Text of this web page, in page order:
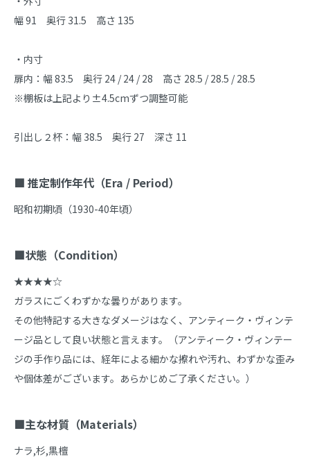
幅 91　奥行 31.5　高さ 135
・内寸
扉内：幅 83.5　奥行 24 / 24 / 28　高さ 28.5 / 28.5 / 28.5
※棚板は上記より±4.5cmずつ調整可能
引出し２杯：幅 38.5　奥行 27　深さ 11
■ 推定制作年代（Era / Period）
昭和初期頃（1930-40年頃）
■状態（Condition）
★★★★☆
ガラスにごくわずかな曇りがあります。
その他特記する大きなダメージはなく、アンティーク・ヴィンテ
ージ品として良い状態と言えます。（アンティーク・ヴィンテー
ジの手作り品には、経年による細かな擦れや汚れ、わずかな歪み
や個体差がございます。あらかじめご了承ください。）
■主な材質（Materials）
ナラ,杉,黒檀